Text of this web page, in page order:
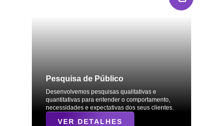
Pesquisa de Público
Desenvolvemos pesquisas qualitativas e
quantitativas para entender o comportamento,
necessidades e expectativas dos seus clientes.
VER DETALHES